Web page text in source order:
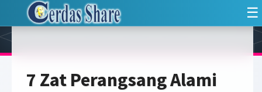
☰
7 Zat Perangsang Alami